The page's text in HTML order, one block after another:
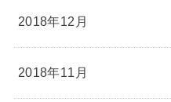
2018年12月
2018年11月